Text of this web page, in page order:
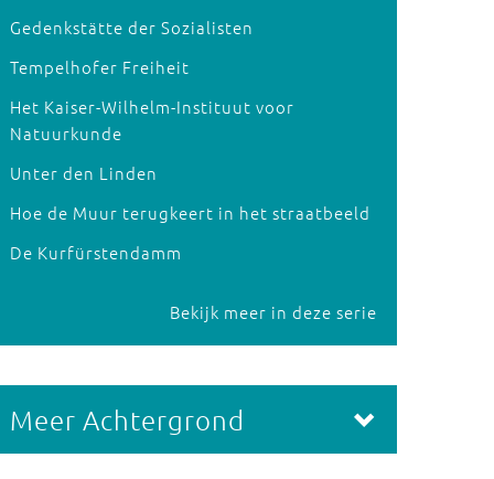
Gedenkstätte der Sozialisten
Tempelhofer Freiheit
Het Kaiser-Wilhelm-Instituut voor
Natuurkunde
Unter den Linden
Hoe de Muur terugkeert in het straatbeeld
De Kurfürstendamm
Bekijk meer in deze serie
Meer Achtergrond